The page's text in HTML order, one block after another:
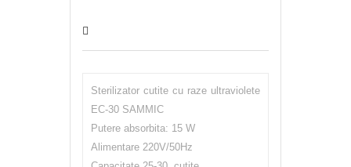
Sterilizator cutite cu raze ultraviolete
EC-30 SAMMIC
Putere absorbita: 15 W
Alimentare 220V/50Hz